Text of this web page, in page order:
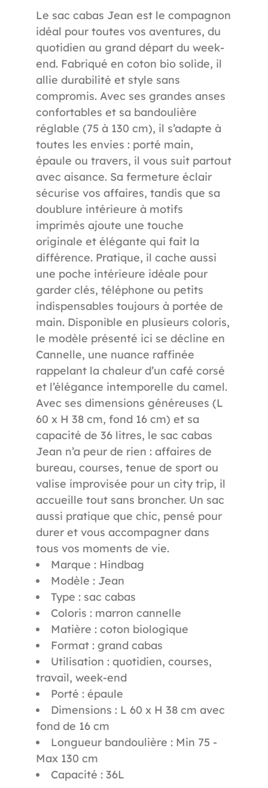
Le sac cabas Jean est le compagnon
idéal pour toutes vos aventures, du
quotidien au grand départ du week-
end. Fabriqué en coton bio solide, il
allie durabilité et style sans
compromis. Avec ses grandes anses
confortables et sa bandoulière
réglable (75 à 130 cm), il s’adapte à
toutes les envies : porté main,
épaule ou travers, il vous suit partout
avec aisance. Sa fermeture éclair
sécurise vos affaires, tandis que sa
doublure intérieure à motifs
imprimés ajoute une touche
originale et élégante qui fait la
différence. Pratique, il cache aussi
une poche intérieure idéale pour
garder clés, téléphone ou petits
indispensables toujours à portée de
main. Disponible en plusieurs coloris,
le modèle présenté ici se décline en
Cannelle, une nuance raffinée
rappelant la chaleur d’un café corsé
et l’élégance intemporelle du camel.
Avec ses dimensions généreuses (L
60 x H 38 cm, fond 16 cm) et sa
capacité de 36 litres, le sac cabas
Jean n’a peur de rien : affaires de
bureau, courses, tenue de sport ou
valise improvisée pour un city trip, il
accueille tout sans broncher. Un sac
aussi pratique que chic, pensé pour
durer et vous accompagner dans
tous vos moments de vie.
Marque : Hindbag
Modèle : Jean
Type : sac cabas
Coloris : marron cannelle
Matière : coton biologique
Format : grand cabas
Utilisation : quotidien, courses,
travail, week-end
Porté : épaule
Dimensions : L 60 x H 38 cm avec
fond de 16 cm
Longueur bandoulière : Min 75 -
Max 130 cm
Capacité : 36L
Référence1395